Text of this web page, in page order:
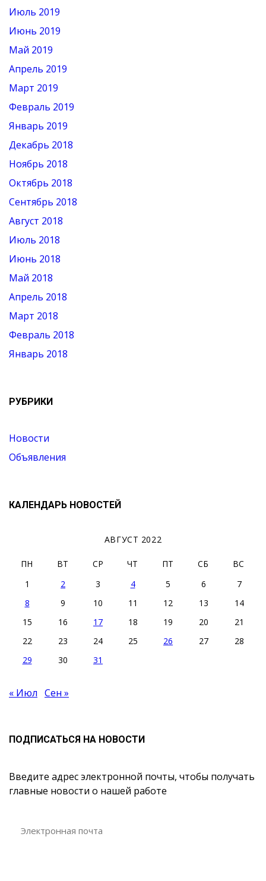
Июль 2019
Июнь 2019
Май 2019
Апрель 2019
Март 2019
Февраль 2019
Январь 2019
Декабрь 2018
Ноябрь 2018
Октябрь 2018
Сентябрь 2018
Август 2018
Июль 2018
Июнь 2018
Май 2018
Апрель 2018
Март 2018
Февраль 2018
Январь 2018
РУБРИКИ
Новости
Объявления
КАЛЕНДАРЬ НОВОСТЕЙ
АВГУСТ 2022
ПН ВТ СР ЧТ ПТ СБ
ВС
1
2 3 4 5 6
7
8
9 10 11 12 13
14
15
16 17 18 19 20
21
22
23 24 25 26 27
28
29
30 31
« Июл Сен »
ПОДПИСАТЬСЯ НА НОВОСТИ
Введите адрес электронной почты, чтобы получать
главные новости о нашей работе